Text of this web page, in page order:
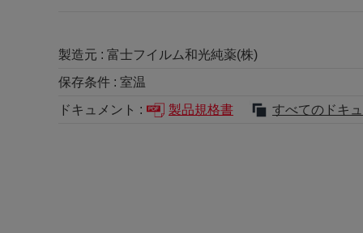
製造元 : 富士フイルム和光純薬(株)
保存条件 : 室温
ドキュメント :
製品規格書 すべてのドキ